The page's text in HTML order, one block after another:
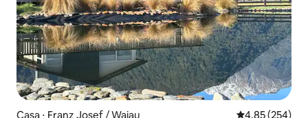
Casa ⋅ Franz Josef / Waiau 4,85 de uma
4,85 (254)